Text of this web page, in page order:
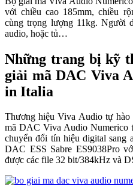
với chiều cao 185mm, chiều
cùng trọng lượng 11kg. Người
audio, hoặc tủ…
Những trang bị kỹ
giải mã DAC Viva
in Italia
Thương hiệu Viva Audio tự
mã DAC Viva Audio Numerico
chuyển đổi tín hiệu digital sang
DAC ESS Sabre ES9038Pro
được các file 32 bit/384kHz và